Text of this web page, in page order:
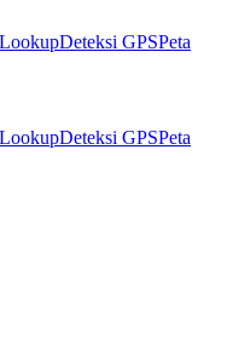
Deteksi GPSPeta
Deteksi GPSPeta